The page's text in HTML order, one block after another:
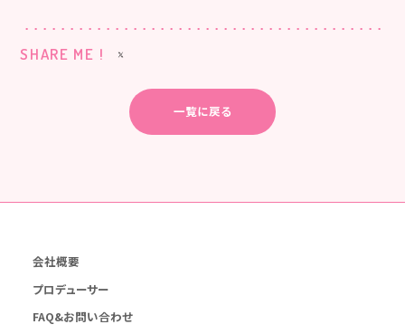
SHARE ME !
一覧に戻る
会社概要
プロデューサー
FAQ&お問い合わせ